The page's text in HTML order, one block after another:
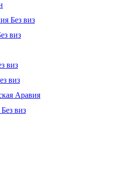
Без виз
виз
виз
виз
Аравия
Без виз